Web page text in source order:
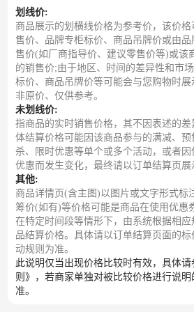
划线价:
商品展示的划横线价格为参考价，该价
售价、品牌专柜标价、商品吊牌价或由
售价(如厂商指导价、建议零售价等)或该
的销售价;由于地区、时间的差异性和市
标价、商品吊牌价等可能会与您购物时
非原价、仅供参考。
未划线价:
指商品的实时销售价格，其不因表述的
体结算价格可能因该商品参与的满减、
杀、限时优惠等单个或多个活动，或者
优惠而发生变化，最终请以订单结算页展
其他:
商品详情页(含主图)以图片或文字形式标
筹价(如有)等价格可能是商品在使用优惠
在特定时间段等情形下，由系统根据相
品结算价格。具体请以订单结算页面的
动规则为准。
此说明仅当出现价格比较时有效，具体
则》，若商家单独对被比较价格进行说
准。